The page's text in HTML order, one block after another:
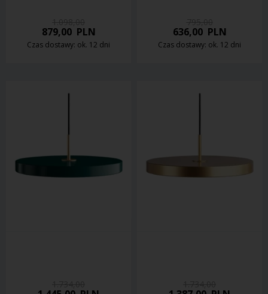
879,00PLN
Czas dostawy: ok. 12 dni
636,00PLN
Czas dostawy: ok. 12 dni